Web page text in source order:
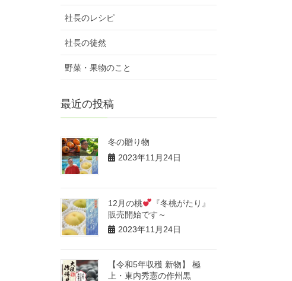
社長のレシピ
社長の徒然
野菜・果物のこと
最近の投稿
冬の贈り物
2023年11月24日
12月の桃
『冬桃がたり』
販売開始です～
2023年11月24日
【令和5年収穫 新物】 極
上・東内秀憲の作州黒